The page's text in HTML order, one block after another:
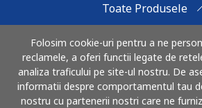
Toate Produsele
Folosim cookie-uri pentru a ne
reclamele, a oferi functii legate de
analiza traficului pe site-ul nostru. De
informatii despre comportamentul tau
nostru cu partenerii nostri care ne
Travel eSIM
Cumpara
Cum functioneaza